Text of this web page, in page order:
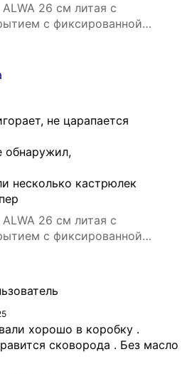
26 см литая с
с фиксированной
не царапается
обнаружил,
несколько кастрюлек
26 см литая с
с фиксированной
хорошо в коробку .
сковорода . Без масло